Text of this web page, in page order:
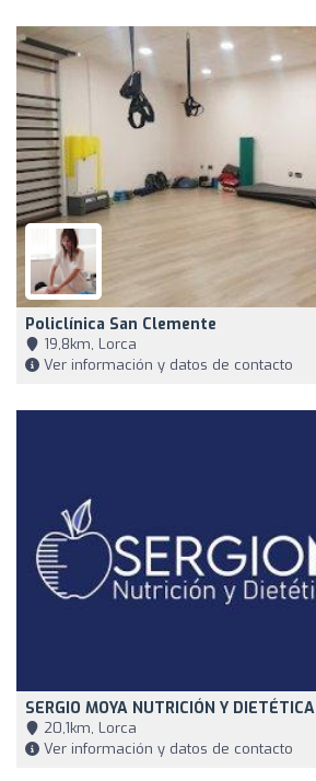
Policlínica San Clemente
19,8km, Lorca
Ver información y datos de contacto
SERGIO MOYA NUTRICIÓN Y DIETÉTICA
20,1km, Lorca
Ver información y datos de contacto